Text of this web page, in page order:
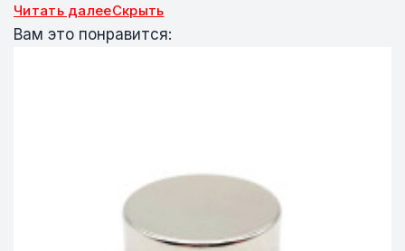
Читать далееСкрыть
Вам это понравится: